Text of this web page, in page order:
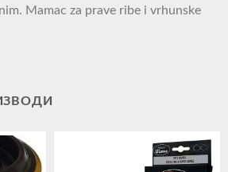
Mamac za prave ribe i vrhunske